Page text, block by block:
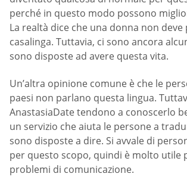
perché in questo modo possono
La realtà dice che una donna non deve
casalinga. Tuttavia, ci sono ancora
sono disposte ad avere questa vita.
Un’altra opinione comune è che le
paesi non parlano questa lingua.
AnastasiaDate tendono a conoscerlo
un servizio che aiuta le persone a
sono disposte a dire. Si avvale di
per questo scopo, quindi è molto utile
problemi di comunicazione.